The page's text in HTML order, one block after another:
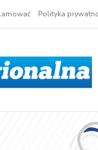
Polityka